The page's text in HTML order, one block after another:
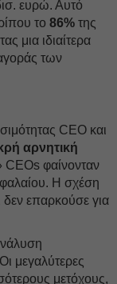
ευρώ. Αυτό
το 86% της
μια ιδιαίτερα
των
CEO και
αρνητική
CEOs φαίνονταν
Η σχέση
δεν επαρκούσε για
μεγαλύτερες
μετόχους,